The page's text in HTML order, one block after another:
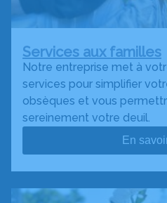
Services aux familles
Notre entreprise met à
services pour simplifier
obsèques et vous
sereinement votre deuil.
En